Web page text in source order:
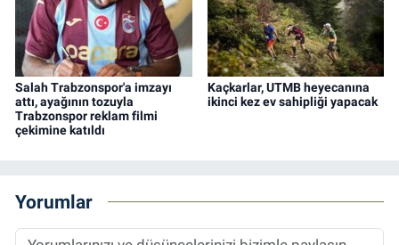
Salah Trabzonspor'a imzayı
attı, ayağının tozuyla
Trabzonspor reklam filmi
çekimine katıldı
Kaçkarlar, UTMB heyecanına
ikinci kez ev sahipliği yapacak
Yorumlar